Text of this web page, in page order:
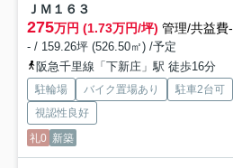
ＪＭ１６３
275万円 (1.73万円/坪) 管理/共益費-
- / 159.26坪 (526.50㎡) /予定
阪急千里線「下新庄」駅 徒歩16分
駐輪場 バイク置場あり 駐車2台可
視認性良好
礼0 新築